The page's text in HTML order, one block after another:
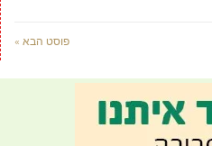
פוסט הבא »